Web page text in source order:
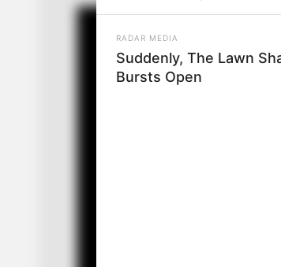
RADAR MEDIA
Suddenly, The Lawn
Bursts Open